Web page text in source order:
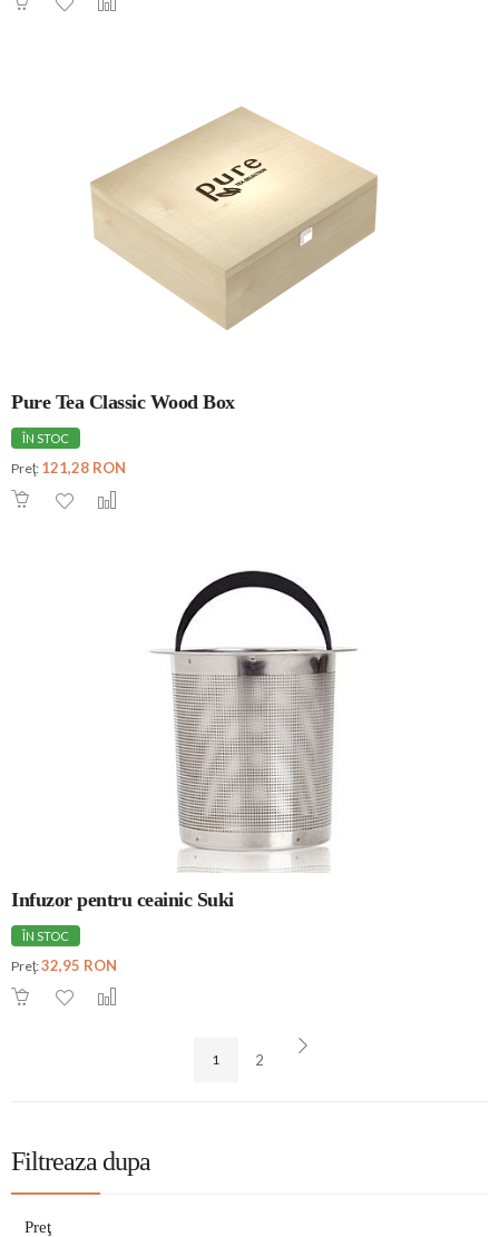
Pure Tea Classic Wood Box
ÎN STOC
Preţ: 121,28 RON
Infuzor pentru ceainic Suki
ÎN STOC
Preţ:32,95 RON
1 2
Filtreaza dupa
Preţ